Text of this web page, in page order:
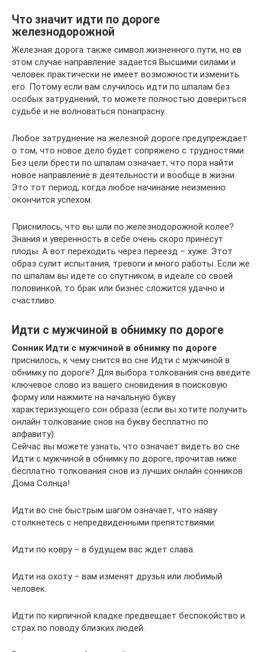
Что значит идти по дороге
железнодорожной
Железная дорога также символ жизненного пути, но ев
этом случае направление задается Высшими силами и
человек практически не имеет возможности изменить
его. Потому если вам случилось идти по шпалам без
особых затруднений, то можете полностью довериться
судьбе и не волноваться понапрасну.
Любое затруднение на железной дороге предупреждает
о том, что новое дело будет сопряжено с трудностями.
Без цели брести по шпалам означает, что пора найти
новое направление в деятельности и вообще в жизни.
Это тот период, когда любое начинание неизменно
окончится успехом.
Приснилось, что вы шли по железнодорожной колее?
Знания и уверенность в себе очень скоро принесут
плоды. А вот переходить через переезд – хуже. Этот
образ сулит испытания, тревоги и много работы. Если же
по шпалам вы идете со спутником, в идеале со своей
половинкой, то брак или бизнес сложится удачно и
счастливо.
Идти с мужчиной в обнимку по дороге
Сонник Идти с мужчиной в обнимку по дороге
приснилось, к чему снится во сне Идти с мужчиной в
обнимку по дороге? Для выбора толкования сна введите
ключевое слово из вашего сновидения в поисковую
форму или нажмите на начальную букву
характеризующего сон образа (если вы хотите получить
онлайн толкование снов на букву бесплатно по
алфавиту).
Сейчас вы можете узнать, что означает видеть во сне
Идти с мужчиной в обнимку по дороге, прочитав ниже
бесплатно толкования снов из лучших онлайн сонников
Дома Солнца!
Идти во сне быстрым шагом означает, что наяву
столкнетесь с непредвиденными препятствиями.
Идти по ковру – в будущем вас ждет слава.
Идти на охоту – вам изменят друзья или любимый
человек.
Идти по кирпичной кладке предвещает беспокойство и
страх по поводу близких людей.